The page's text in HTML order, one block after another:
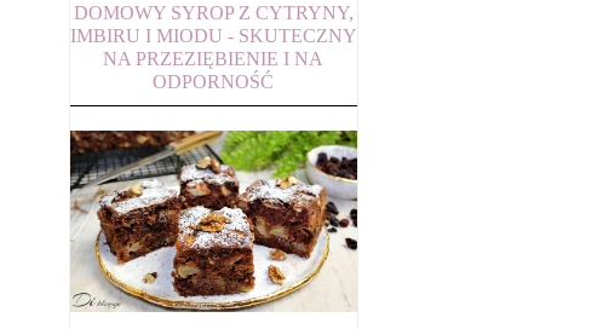
DOMOWY SYROP Z CYTRYNY,
IMBIRU I MIODU - SKUTECZNY
NA PRZEZIĘBIENIE I NA
ODPORNOŚĆ